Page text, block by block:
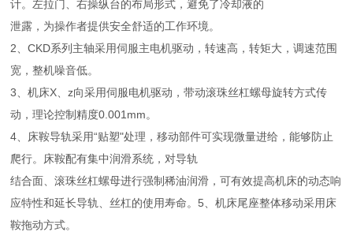
计。左拉门、右操纵台的布局形式，避免了冷却液的
泄露，为操作者提供安全舒适的工作环境。
2、CKD系列主轴采用伺服主电机驱动，转速高，转矩大，调速范围
宽，整机噪音低。
3、机床X、z向采用伺服电机驱动，带动滚珠丝杠螺母旋转方式传
动，理论控制精度0.001mm。
4、床鞍导轨采用“贴塑"处理，移动部件可实现微量进给，能够防止
爬行。床鞍配有集中润滑系统，对导轨
结合面、滚珠丝杠螺母进行强制稀油润滑，可有效提高机床的动态响
应特性和延长导轨、丝杠的使用寿命。5、机床尾座整体移动采用床
鞍拖动方式。